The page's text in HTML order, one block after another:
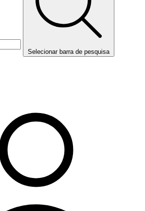
Selecionar barra de pesquisa